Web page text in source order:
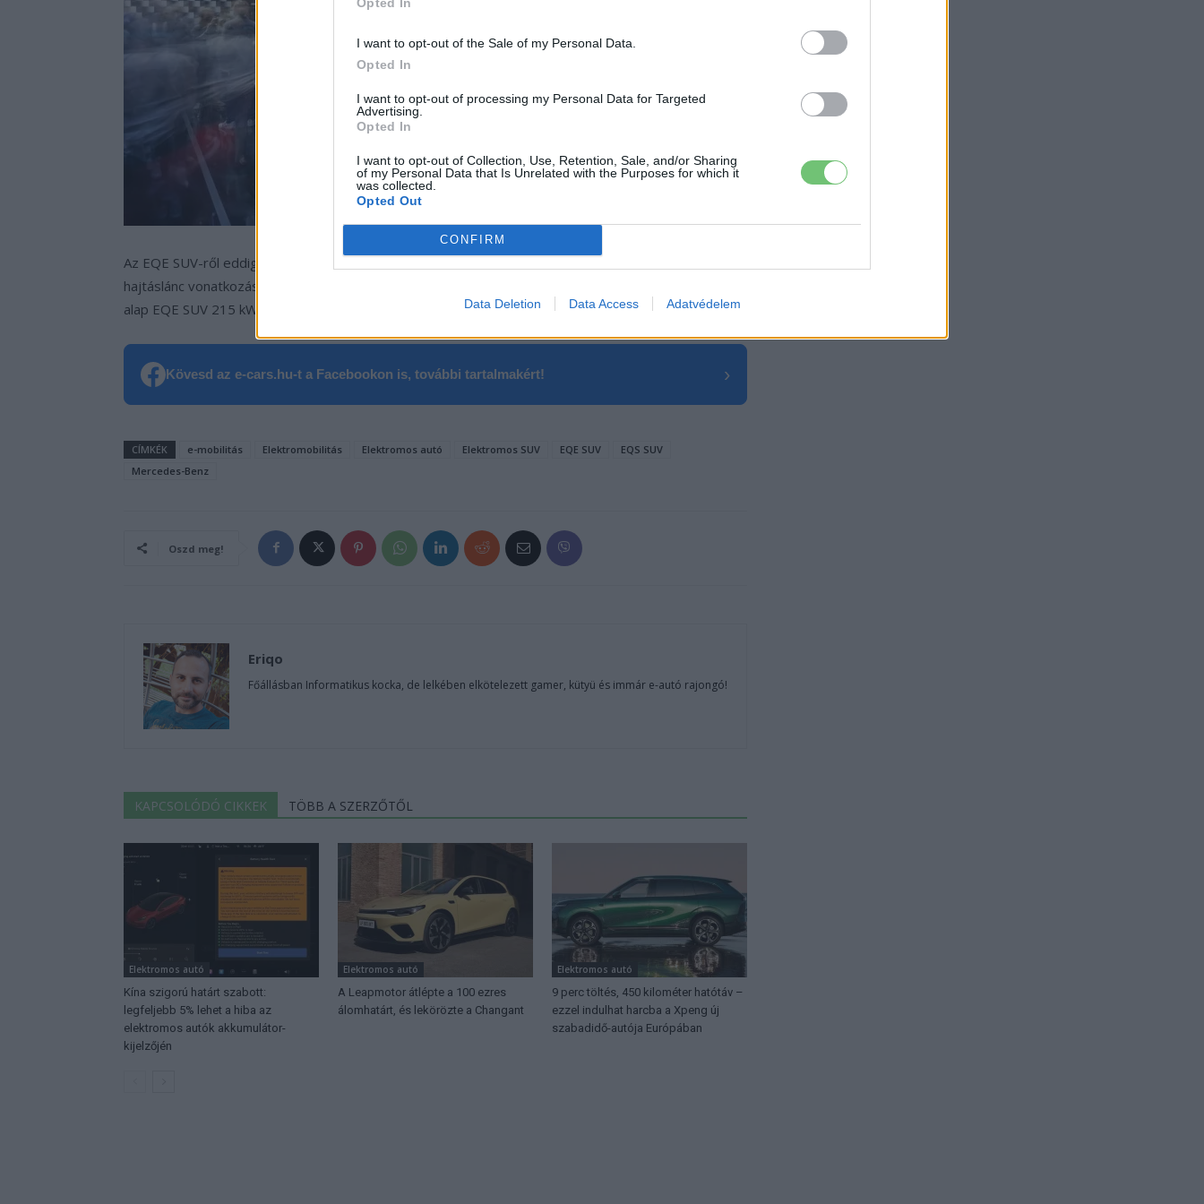
I want to opt-out of the Sale of my Personal Data.
Opted In
I want to opt-out of processing my Personal Data for Targeted
Advertising.
Opted In
I want to opt-out of Collection, Use, Retention, Sale, and/or Sharing
of my Personal Data that Is Unrelated with the Purposes for which it
was collected.
Opted Out
CONFIRM
Data Deletion Data Access Adatvédelem
Az EQE SUV-ről eddig az akkupakk kapacitása tudható(90,6 kWh)és két opció is választható a
hajtáslánc vonatkozásában. Elsőkerék-meghajtás (1 motor) és összkerékmeghajtás (2 motor). Az
alap EQE SUV 215 kW teljesítménnyel érkezik az utakra, 400 V-os fedélzeti rendszerrel.
Kövesd az e-cars.hu-t a Facebookon is, további tartalmakért! ›
CÍMKÉK e-mobilitás Elektromobilitás Elektromos autó Elektromos SUV EQE SUV
EQS SUV
Mercedes-Benz
Oszd meg!
Eriqo
Főállásban Informatikus kocka, de lelkében elkötelezett gamer, kütyü és immár e-autó rajongó!
KAPCSOLÓDÓ CIKKEK TÖBB A SZERZŐTŐL
Elektromos autó
Kína szigorú határt szabott:
legfeljebb 5% lehet a hiba az
elektromos autók akkumulátor-
kijelzőjén
Elektromos autó
A Leapmotor átlépte a 100 ezres
álomhatárt, és lekörözte a Changant
Elektromos autó
9 perc töltés, 450 kilométer hatótáv –
ezzel indulhat harcba a Xpeng új
szabadidő-autója Európában